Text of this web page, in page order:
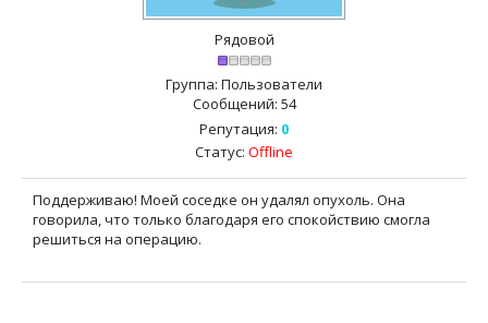
Рядовой
Группа: Пользователи
Сообщений: 54
Репутация: 0
Статус: Offline
Поддерживаю! Моей соседке он удалял опухоль. Она
говорила, что только благодаря его спокойствию смогла
решиться на операцию.